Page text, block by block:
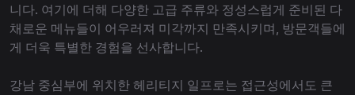
니다. 여기에 더해 다양한 고급 주류와 정성스럽게 준비된 다
채로운 메뉴들이 어우러져 미각까지 만족시키며, 방문객들에
게 더욱 특별한 경험을 선사합니다.
강남 중심부에 위치한 헤리티지 일프로는 접근성에서도 큰